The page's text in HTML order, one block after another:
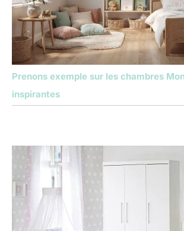
Prenons exemple sur les chambres
inspirantes